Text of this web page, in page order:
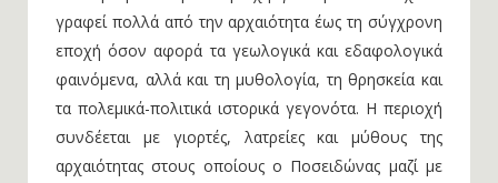
γραφεί πολλά από την αρχαιότητα έως τη σύγχρονη
εποχή όσον αφορά τα γεωλογικά και εδαφολογικά
φαινόμενα, αλλά και τη μυθολογία, τη θρησκεία και
τα πολεμικά-πολιτικά ιστορικά γεγονότα. Η περιοχή
συνδέεται με γιορτές, λατρείες και μύθους της
αρχαιότητας στους οποίους ο Ποσειδώνας μαζί με